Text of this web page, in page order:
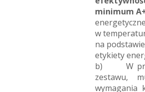
minimum
w
na
etykiety
b) W
zestawu,
wymagania